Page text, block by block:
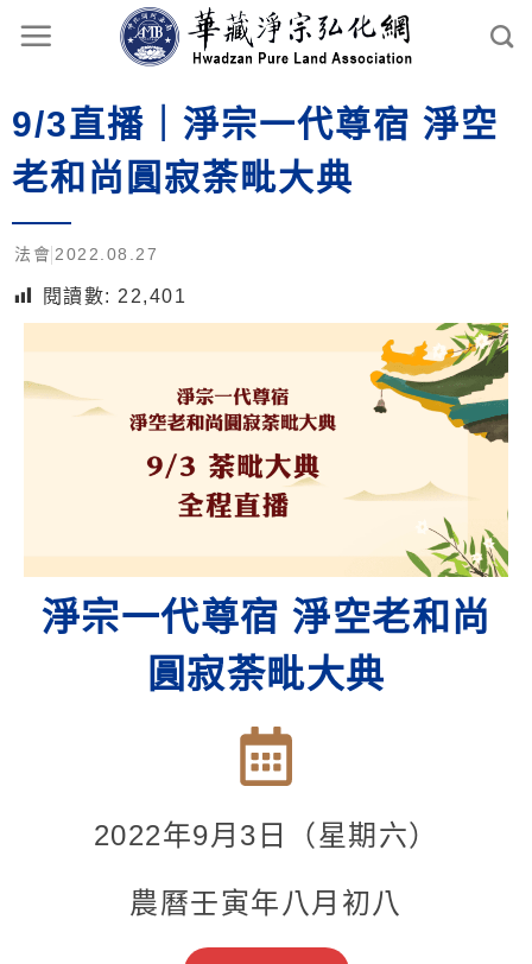
9/3直播｜淨宗一代尊宿 淨空
老和尚圓寂荼毗大典
法會 2022.08.27
閱讀數: 22,401
淨宗一代尊宿 淨空老和尚
圓寂荼毗大典
2022年9月3日（星期六）
農曆壬寅年八月初八